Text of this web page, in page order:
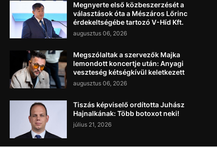
Megnyerte első közbeszerzését a
választások óta a Mészáros Lőrinc
érdekeltségébe tartozó V-Híd Kft.
augusztus 06, 2026
Megszólaltak a szervezők Majka
lemondott koncertje után: Anyagi
veszteség kétségkívül keletkezett
augusztus 06, 2026
Tiszás képviselő ordította Juhász
Hajnalkának: Több botoxot neki!
július 21, 2026